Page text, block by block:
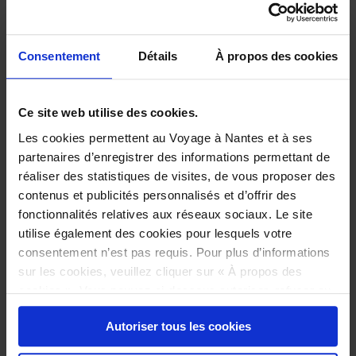
Consentement Détails À propos des cookies
Ce site web utilise des cookies.
Les cookies permettent au Voyage à Nantes et à ses
partenaires d’enregistrer des informations permettant de
réaliser des statistiques de visites, de vous proposer des
contenus et publicités personnalisés et d’offrir des
fonctionnalités relatives aux réseaux sociaux. Le site
utilise également des cookies pour lesquels votre
consentement n’est pas requis. Pour plus d’informations
sur les cookies, veuillez cliquer sur « À propos des
cookies ». Vous pouvez ci-dessous autoriser, refuser ou
sélectionner les cookies selon les finalités via l'onglet
« Détails ». À tout moment, vous pouvez modifier votre
choix en cliquant sur le lien « Cookies » en bas des
Autoriser tous les cookies
vous munir de
LA NOCTURNE ÉTONNANTE